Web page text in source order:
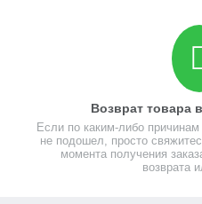
Возврат товара
Если по каким-либо
не подошел, просто
момента получения
возврата